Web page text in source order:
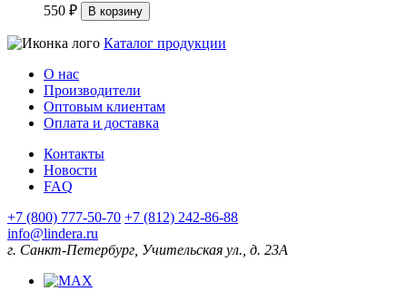
550 ₽
В корзину
Каталог продукции
О нас
Производители
Оптовым клиентам
Оплата и доставка
Контакты
Новости
FAQ
+7 (800) 777-50-70 +7 (812) 242-86-88
info@lindera.ru
г. Санкт-Петербург, Учительская ул., д. 23А